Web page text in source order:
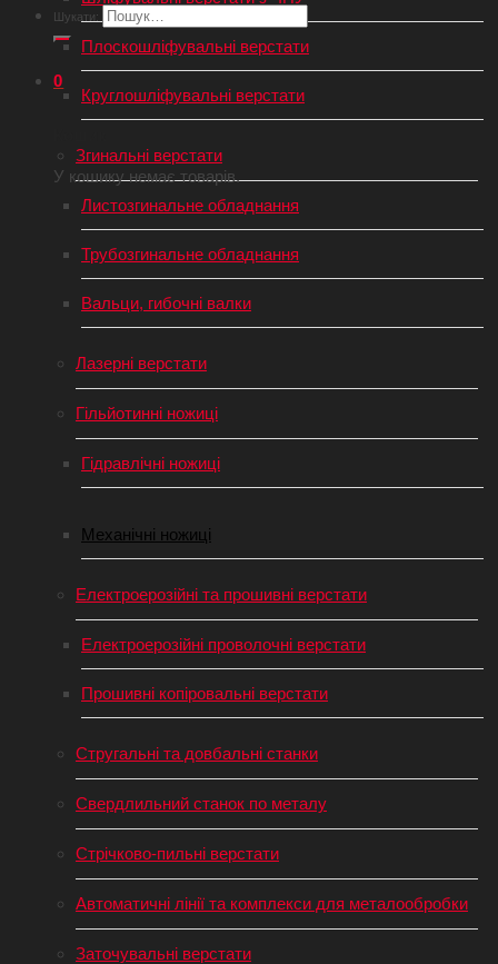
Шукати:
0
У кошику немає товарів.
Плоскошліфувальні верстати
Круглошліфувальні верстати
Згинальні верстати
Листозгинальне обладнання
Трубозгинальне обладнання
Вальци, гибочні валки
Лазерні верстати
Гільйотинні ножиці
Гідравлічні ножиці
Механічні ножиці
Електроерозійні та прошивні верстати
Електроерозійні проволочні верстати
Прошивні копіровальні верстати
Стругальні та довбальні станки
Свердлильний станок по металу
Стрічково-пильні верстати
Автоматичні лінії та комплекси для металообробки
Заточувальні верстати